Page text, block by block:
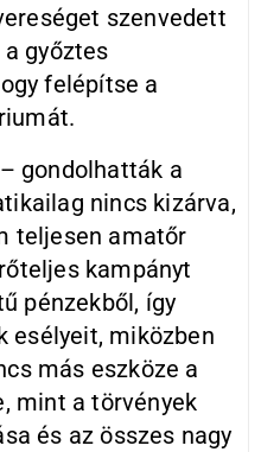
szenvedett
győztes
felépítse a
gondolhatták a
nincs kizárva,
teljesen amatőr
kampányt
pénzekből, így
esélyeit, miközben
más eszköze a
mint a törvények
és az összes nagy